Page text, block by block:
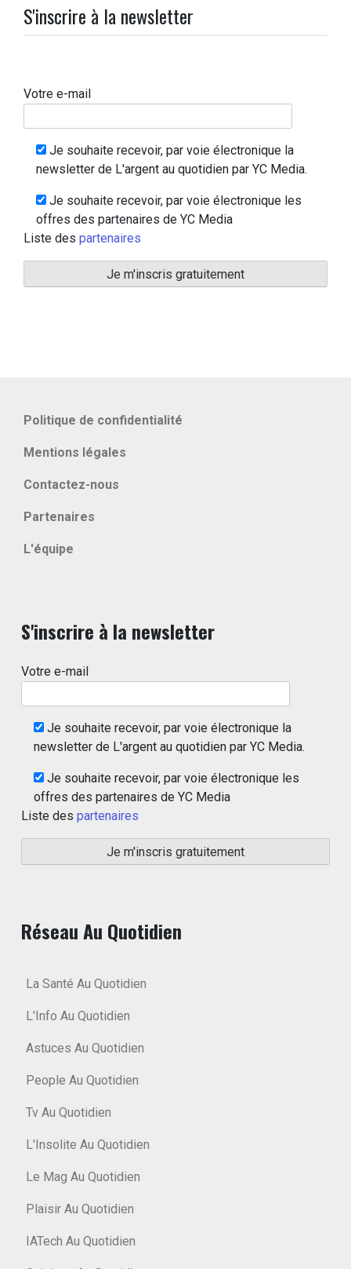
S'inscrire à la newsletter
Votre e-mail
Je souhaite recevoir, par voie électronique la
newsletter de L'argent au quotidien par YC Media.
Je souhaite recevoir, par voie électronique les
offres des partenaires de YC Media
Liste des partenaires
Politique de confidentialité
Mentions légales
Contactez-nous
Partenaires
L'équipe
S'inscrire à la newsletter
Votre e-mail
Je souhaite recevoir, par voie électronique la
newsletter de L'argent au quotidien par YC Media.
Je souhaite recevoir, par voie électronique les
offres des partenaires de YC Media
Liste des partenaires
Réseau Au Quotidien
La Santé Au Quotidien
L'Info Au Quotidien
Astuces Au Quotidien
People Au Quotidien
Tv Au Quotidien
L'Insolite Au Quotidien
Le Mag Au Quotidien
Plaisir Au Quotidien
IATech Au Quotidien